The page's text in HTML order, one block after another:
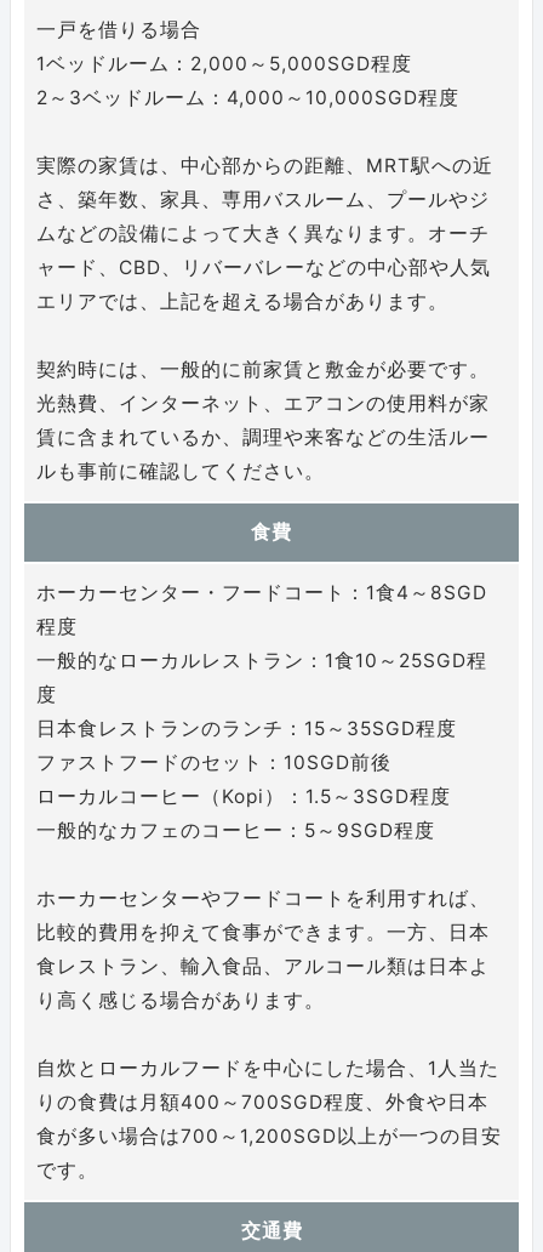
一戸を借りる場合
1ベッドルーム：2,000～5,000SGD程度
2～3ベッドルーム：4,000～10,000SGD程度
実際の家賃は、中心部からの距離、MRT駅への近
さ、築年数、家具、専用バスルーム、プールやジ
ムなどの設備によって大きく異なります。オーチ
ャード、CBD、リバーバレーなどの中心部や人気
エリアでは、上記を超える場合があります。
契約時には、一般的に前家賃と敷金が必要です。
光熱費、インターネット、エアコンの使用料が家
賃に含まれているか、調理や来客などの生活ルー
ルも事前に確認してください。
食費
ホーカーセンター・フードコート：1食4～8SGD
程度
一般的なローカルレストラン：1食10～25SGD程
度
日本食レストランのランチ：15～35SGD程度
ファストフードのセット：10SGD前後
ローカルコーヒー（Kopi）：1.5～3SGD程度
一般的なカフェのコーヒー：5～9SGD程度
ホーカーセンターやフードコートを利用すれば、
比較的費用を抑えて食事ができます。一方、日本
食レストラン、輸入食品、アルコール類は日本よ
り高く感じる場合があります。
自炊とローカルフードを中心にした場合、1人当た
りの食費は月額400～700SGD程度、外食や日本
食が多い場合は700～1,200SGD以上が一つの目安
です。
交通費